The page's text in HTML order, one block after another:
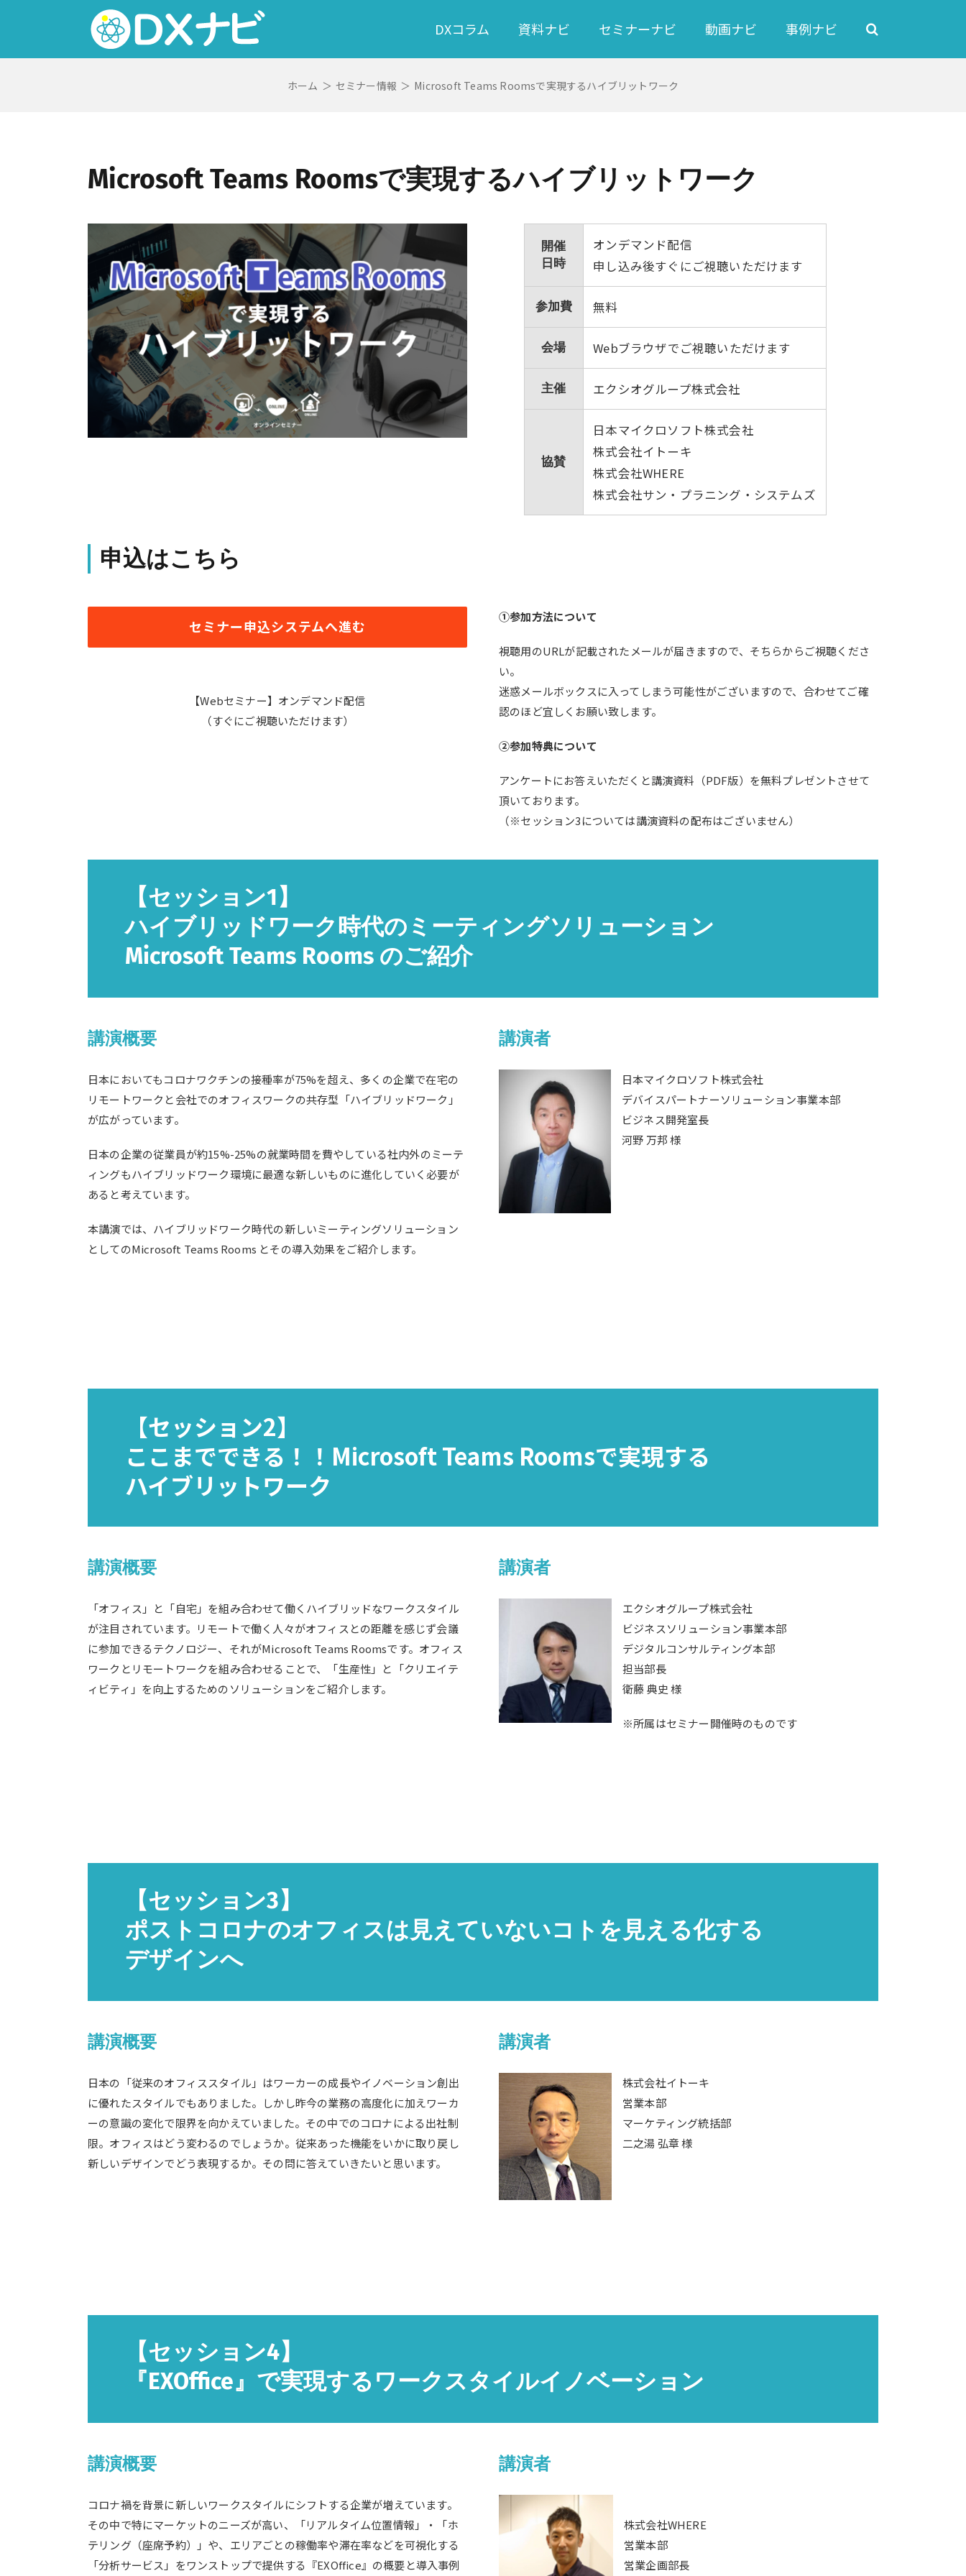
DXコラム 資料ナビ セミナーナビ 動画ナビ 事例ナビ
ホーム ＞ セミナー情報 ＞ Microsoft Teams Roomsで実現するハイブリットワーク
Microsoft Teams Roomsで実現するハイブリットワーク
開催
日時
オンデマンド配信
申し込み後すぐにご視聴いただけます
参加費 無料
会場 Webブラウザでご視聴いただけます
主催 エクシオグループ株式会社
協賛
日本マイクロソフト株式会社
株式会社イトーキ
株式会社WHERE
株式会社サン・プラニング・システムズ
申込はこちら
セミナー申込システムへ進む
【Webセミナー】オンデマンド配信
（すぐにご視聴いただけます）
①参加方法について
視聴用のURLが記載されたメールが届きますので、そちらからご視聴くださ
い。
迷惑メールボックスに入ってしまう可能性がございますので、合わせてご確
認のほど宜しくお願い致します。
②参加特典について
アンケートにお答えいただくと講演資料（PDF版）を無料プレゼントさせて
頂いております。
（※セッション3については講演資料の配布はございません）
【セッション1】
ハイブリッドワーク時代のミーティングソリューション
Microsoft Teams Rooms のご紹介
講演概要
日本においてもコロナワクチンの接種率が75%を超え、多くの企業で在宅の
リモートワークと会社でのオフィスワークの共存型「ハイブリッドワーク」
が広がっています。
日本の企業の従業員が約15%-25%の就業時間を費やしている社内外のミーテ
ィングもハイブリッドワーク環境に最適な新しいものに進化していく必要が
あると考えています。
本講演では、ハイブリッドワーク時代の新しいミーティングソリューション
としてのMicrosoft Teams Rooms とその導入効果をご紹介します。
講演者
日本マイクロソフト株式会社
デバイスパートナーソリューション事業本部
ビジネス開発室長
河野 万邦 様
【セッション2】
ここまでできる！！ Microsoft Teams Roomsで実現する
ハイブリットワーク
講演概要
「オフィス」と「自宅」を組み合わせて働くハイブリッドなワークスタイル
が注目されています。リモートで働く人々がオフィスとの距離を感じず会議
に参加できるテクノロジー、それがMicrosoft Teams Roomsです。オフィス
ワークとリモートワークを組み合わせることで、「生産性」と「クリエイテ
ィビティ」を向上するためのソリューションをご紹介します。
講演者
エクシオグループ株式会社
ビジネスソリューション事業本部
デジタルコンサルティング本部
担当部長
衛藤 典史 様
※所属はセミナー開催時のものです
【セッション3】
ポストコロナのオフィスは見えていないコトを見える化する
デザインへ
講演概要
日本の「従来のオフィススタイル」はワーカーの成長やイノベーション創出
に優れたスタイルでもありました。しかし昨今の業務の高度化に加えワーカ
ーの意識の変化で限界を向かえていました。その中でのコロナによる出社制
限。オフィスはどう変わるのでしょうか。従来あった機能をいかに取り戻し
新しいデザインでどう表現するか。その問に答えていきたいと思います。
講演者
株式会社イトーキ
営業本部
マーケティング統括部
二之湯 弘章 様
【セッション4】
『EXOffice』で実現するワークスタイルイノベーション
講演概要
コロナ禍を背景に新しいワークスタイルにシフトする企業が増えています。
その中で特にマーケットのニーズが高い、「リアルタイム位置情報」・「ホ
テリング（座席予約）」や、エリアごとの稼働率や滞在率などを可視化する
「分析サービス」をワンストップで提供する『EXOffice』の概要と導入事例
講演者
株式会社WHERE
営業本部
営業企画部長